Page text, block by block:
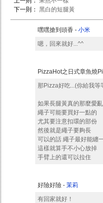
下一則： 黑白的短腿黃
嘿嘿搶到頭香 - 小米
嗯，回來就好...^^
PizzaHot之日式章魚燒
那Pizza好吃...(你給我等
如果長腿黃真的那麼愛
繩子可能要買好一點的
尤其要注意扣環的部份
然後就是繩子要夠長
可以的話 繩子最好能纏
這樣就算手不小心放掉
手臂上的還可以拉住
好險好險 - 茉莉
有回家就好！